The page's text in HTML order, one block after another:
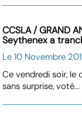
CCSLA / GRAND
Seythenex a
Le 10 Novembre
Ce vendredi soir, le
sans surprise, voté...